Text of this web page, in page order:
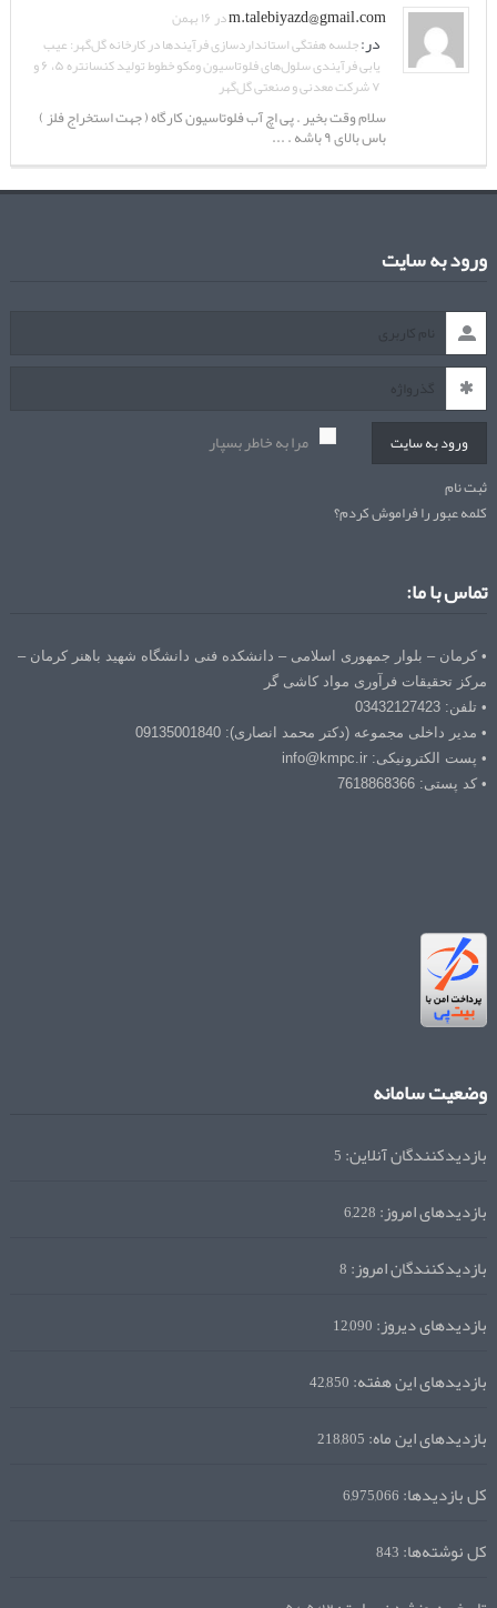
m.talebiyazd@gmail.comدر ۱۶ بهمن
در:جلسه هفتگی استانداردسازی فرآیندها در کارخانه گل‌گهر: عیب
یابی فرآیندی سلول‌های فلوتاسیون ومکو خطوط تولید کنسانتره ۵، ۶ و
۷ شرکت معدنی و صنعتی گل‌گهر
سلام وقت بخیر . پی اچ آب فلوتاسیون کارگاه ( جهت استخراج فلز )
باس بالای ۹ باشه . ...
ورود به سایت
ورود به سایت مرا به خاطر بسپار
ثبت نام
کلمه عبور را فراموش کردم؟
تماس با ما:
• کرمان – بلوار جمهوری اسلامی – دانشکده فنی دانشگاه شهید باهنر کرمان –
مرکز تحقیقات فرآوری مواد کاشی گر
• تلفن: 03432127423
• مدیر داخلی مجموعه (دکتر محمد انصاری): 09135001840
• پست الکترونیکی: info@kmpc.ir
• کد پستی: 7618868366
وضعیت سامانه
بازدیدکنندگان آنلاین:5
بازدیدهای امروز:6,228
بازدیدکنندگان امروز:8
بازدیدهای دیروز:12,090
بازدیدهای این هفته:42,850
بازدیدهای این ماه:218,805
کل بازدیدها:6,975,066
کل نوشته‌ها:843